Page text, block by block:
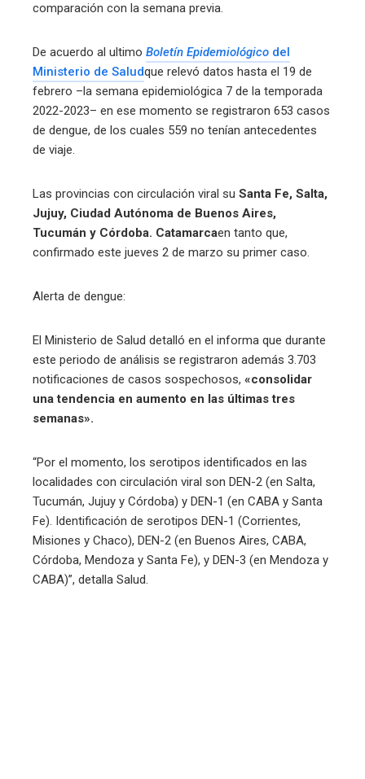
comparación con la semana previa.
De acuerdo al ultimo Boletín Epidemiológico del
Ministerio de Saludque relevó datos hasta el 19 de
febrero –la semana epidemiológica 7 de la temporada
2022-2023– en ese momento se registraron 653 casos
de dengue, de los cuales 559 no tenían antecedentes
de viaje.
Las provincias con circulación viral su Santa Fe, Salta,
Jujuy, Ciudad Autónoma de Buenos Aires,
Tucumán y Córdoba. Catamarcaen tanto que,
confirmado este jueves 2 de marzo su primer caso.
Alerta de dengue:
El Ministerio de Salud detalló en el informa que durante
este periodo de análisis se registraron además 3.703
notificaciones de casos sospechosos, «consolidar
una tendencia en aumento en las últimas tres
semanas».
“Por el momento, los serotipos identificados en las
localidades con circulación viral son DEN-2 (en Salta,
Tucumán, Jujuy y Córdoba) y DEN-1 (en CABA y Santa
Fe). Identificación de serotipos DEN-1 (Corrientes,
Misiones y Chaco), DEN-2 (en Buenos Aires, CABA,
Córdoba, Mendoza y Santa Fe), y DEN-3 (en Mendoza y
CABA)”, detalla Salud.